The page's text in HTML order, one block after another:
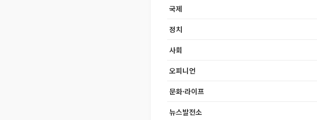
국제
정치
사회
오피니언
문화·라이프
뉴스발전소